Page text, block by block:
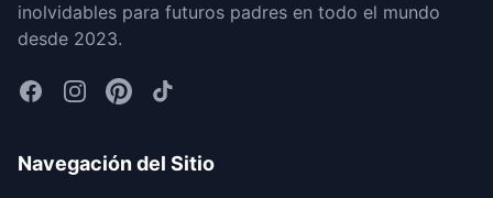
inolvidables para futuros padres en todo el mundo
desde 2023.
Navegación del Sitio